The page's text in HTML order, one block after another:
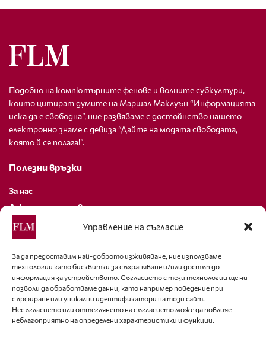
Управление на съгласие
За да предоставим най-доброто изживяване, ние използваме
технологии като бисквитки за съхраняване и/или достъп до
информация за устройството. Съгласието с тези технологии ще ни
позволи да обработваме данни, като например поведение при
сърфиране или уникални идентификатори на този сайт.
Несъгласието или оттеглянето на съгласието може да повлияе
неблагоприятно на определени характеристики и функции.
Подобно на компютърните фенове и волните субкултури,
които цитират думите на Маршал Маклуън “Информацията
иска да е свободна”, ние развяваме с достойнство нашето
електронно знаме с девиза “Дайте на модата свободата,
която й се полага!”.
Полезни връзки
За нас
Декларация за поверителност
Политика за бисквитки
За контакти
editor@fashion-lifestyle.net
+359 88 227 33 47
Последвайте ни